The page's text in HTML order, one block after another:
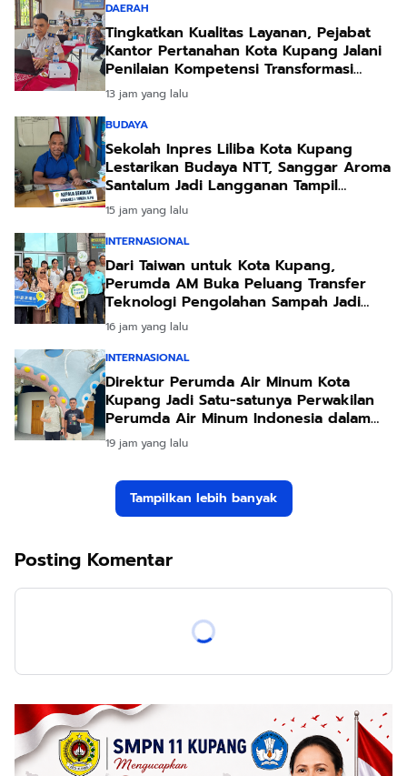
DAERAH
Tingkatkan Kualitas Layanan, Pejabat
Kantor Pertanahan Kota Kupang Jalani
Penilaian Kompetensi Transformasi
Pelayanan
13 jam yang lalu
BUDAYA
Sekolah Inpres Liliba Kota Kupang
Lestarikan Budaya NTT, Sanggar Aroma
Santalum Jadi Langganan Tampil
Sambut Pejabat
15 jam yang lalu
INTERNASIONAL
Dari Taiwan untuk Kota Kupang,
Perumda AM Buka Peluang Transfer
Teknologi Pengolahan Sampah Jadi
Energi
16 jam yang lalu
INTERNASIONAL
Direktur Perumda Air Minum Kota
Kupang Jadi Satu-satunya Perwakilan
Perumda Air Minum Indonesia dalam
Forum Teknologi Lingkungan di Taiwan
19 jam yang lalu
Tampilkan lebih banyak
Posting Komentar